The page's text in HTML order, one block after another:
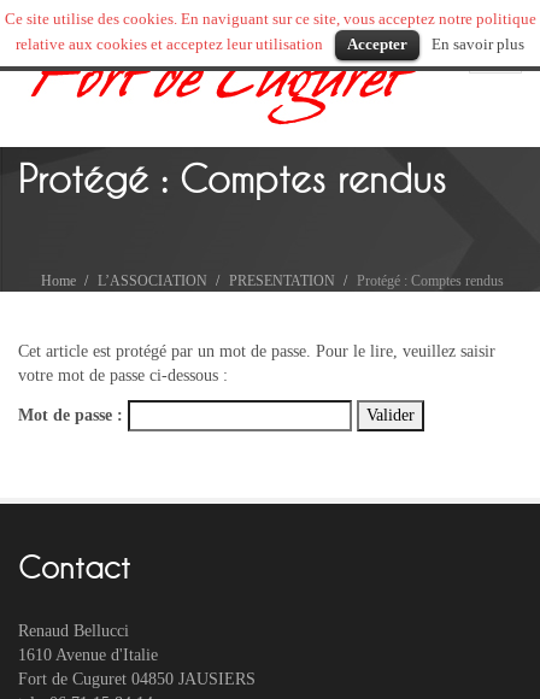
Toggle
Protégé : Comptes rendus
Home L’ASSOCIATION PRESENTATION Protégé : Comptes rendus
Cet article est protégé par un mot de passe. Pour le lire, veuillez saisir
votre mot de passe ci-dessous :
Mot de passe :
Contact
Renaud Bellucci
1610 Avenue d'Italie
Fort de Cuguret 04850 JAUSIERS
Ce site utilise des cookies. En naviguant sur ce site, vous acceptez notre politique
relative aux cookies et acceptez leur utilisation
Accepter En savoir plus